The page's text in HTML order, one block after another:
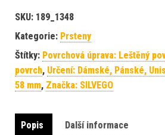
SKU: 189_1348
Kategorie: Prsteny
Štítky: Povrchová úprava: Leštěný
povrch, Určení: Dámské, Pánské,
58 mm, Značka: SILVEGO
Popis Další informace